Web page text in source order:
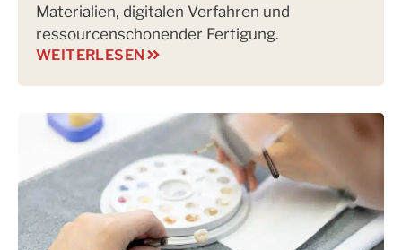
Materialien, digitalen Verfahren und
ressourcenschonender Fertigung.
WEITERLESEN